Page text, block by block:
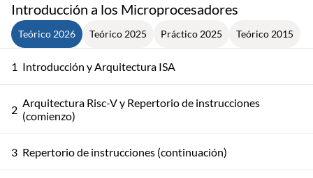
Introducción a los Microprocesadores
Teórico 2026 Teórico 2025 Práctico 2025 Teórico 2015
1 Introducción y Arquitectura ISA
2 Arquitectura Risc-V y Repertorio de instrucciones
(comienzo)
3 Repertorio de instrucciones (continuación)